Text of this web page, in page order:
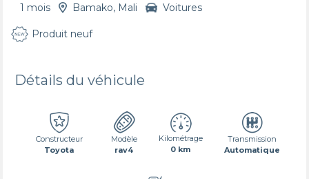
1 mois Bamako, Mali Voitures
Produit neuf
Détails du véhicule
Constructeur
Toyota
Modèle
rav4
Kilométrage
0 km
Transmission
Automatique